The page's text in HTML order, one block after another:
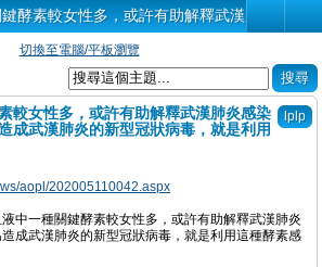
酵素較女性多，或許有助解釋武漢肺炎感染
切換至電腦/平板瀏覽
lplp
較女性多，或許有助解釋武漢肺炎感染
成武漢肺炎的新型冠狀病毒，就是利用
aopl/202005110042.aspx
中一種關鍵酵素較女性多，或許有助解釋武漢肺炎
成武漢肺炎的新型冠狀病毒，就是利用這種酵素感